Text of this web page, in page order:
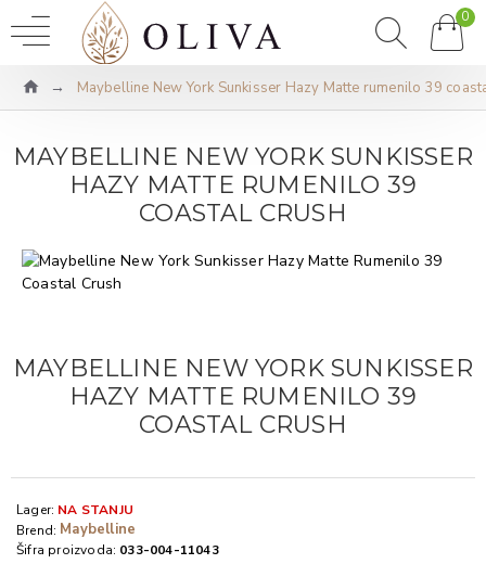
0
Maybelline New York Sunkisser Hazy Matte rumenilo 39
MAYBELLINE NEW YORK SUNKISSER
HAZY MATTE RUMENILO 39
COASTAL CRUSH
MAYBELLINE NEW YORK SUNKISSER
HAZY MATTE RUMENILO 39
COASTAL CRUSH
Lager: NA STANJU
Brend: Maybelline
Šifra proizvoda: 033-004-11043